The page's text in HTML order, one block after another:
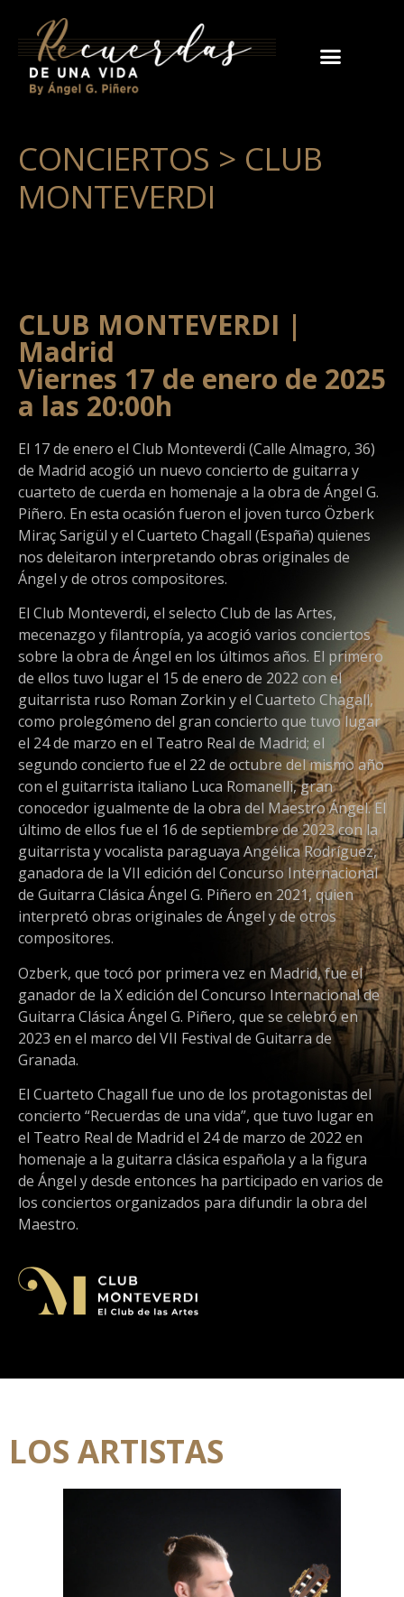
CONCIERTOS > CLUB
MONTEVERDI
CLUB MONTEVERDI |
Madrid
Viernes 17 de enero de 2025
a las 20:00h
El 17 de enero el Club Monteverdi (Calle Almagro, 36)
de Madrid acogió un nuevo concierto de guitarra y
cuarteto de cuerda en homenaje a la obra de Ángel G.
Piñero. En esta ocasión fueron el joven turco Özberk
Miraç Sarigül y el Cuarteto Chagall (España) quienes
nos deleitaron interpretando obras originales de
Ángel y de otros compositores.
El Club Monteverdi, el selecto Club de las Artes,
mecenazgo y filantropía, ya acogió varios conciertos
sobre la obra de Ángel en los últimos años. El primero
de ellos tuvo lugar el 15 de enero de 2022 con el
guitarrista ruso Roman Zorkin y el Cuarteto Chagall,
como prolegómeno del gran concierto que tuvo lugar
el 24 de marzo en el Teatro Real de Madrid; el
segundo concierto fue el 22 de octubre del mismo año
con el guitarrista italiano Luca Romanelli, gran
conocedor igualmente de la obra del Maestro Ángel. El
último de ellos fue el 16 de septiembre de 2023 con la
guitarrista y vocalista paraguaya Angélica Rodríguez,
ganadora de la VII edición del Concurso Internacional
de Guitarra Clásica Ángel G. Piñero en 2021, quien
interpretó obras originales de Ángel y de otros
compositores.
Ozberk, que tocó por primera vez en Madrid, fue el
ganador de la X edición del Concurso Internacional de
Guitarra Clásica Ángel G. Piñero, que se celebró en
2023 en el marco del VII Festival de Guitarra de
Granada.
El Cuarteto Chagall fue uno de los protagonistas del
concierto “Recuerdas de una vida”, que tuvo lugar en
el Teatro Real de Madrid el 24 de marzo de 2022 en
homenaje a la guitarra clásica española y a la figura
de Ángel y desde entonces ha participado en varios de
los conciertos organizados para difundir la obra del
Maestro.
LOS ARTISTAS